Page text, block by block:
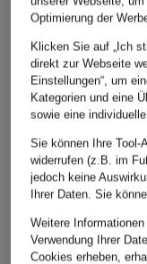
Optimierung der
Klicken Sie auf „Ich
direkt zur Webseite
Einstellungen“, um
Kategorien und eine
sowie eine
Sie können Ihre Tool-
widerrufen (z.B. im
jedoch keine
Ihrer Daten. Sie
Weitere
Verwendung Ihrer
Cookies erheben,